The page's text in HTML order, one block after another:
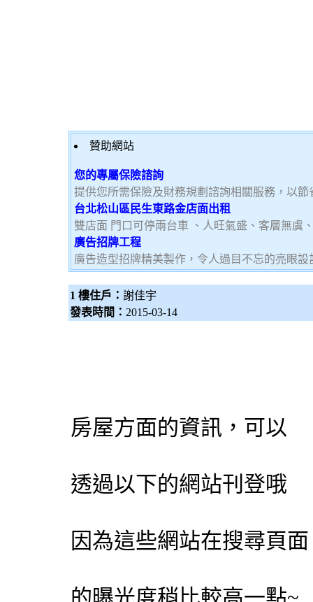
贊助網站
您的專屬保險諮詢
提供您所需保險及財務規劃諮詢相關服務，以節
台北松山區民生東路金店面出租
雙店面 門口可停兩台車 、人旺氣盛、客層無虞
廣告招牌工程
廣告造型招牌精美製作，令人過目不忘的亮眼
1 樓住戶： 謝佳宇
發表時間： 2015-03-14
房屋方面的資訊，可以
透過以下的網站刊登哦
因為這些網站在搜尋頁面